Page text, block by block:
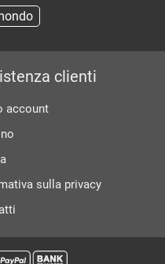
clienti
account
sulla privacy